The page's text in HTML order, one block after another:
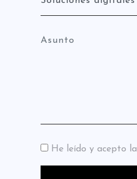
He leído y acepto la